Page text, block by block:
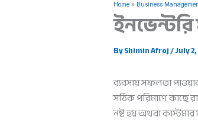
Home Business
ByShimin Afroj/July
ব্যবসায় সফলতা
সঠিক পরিমাণে কাছে
নষ্ট হয় অথবা